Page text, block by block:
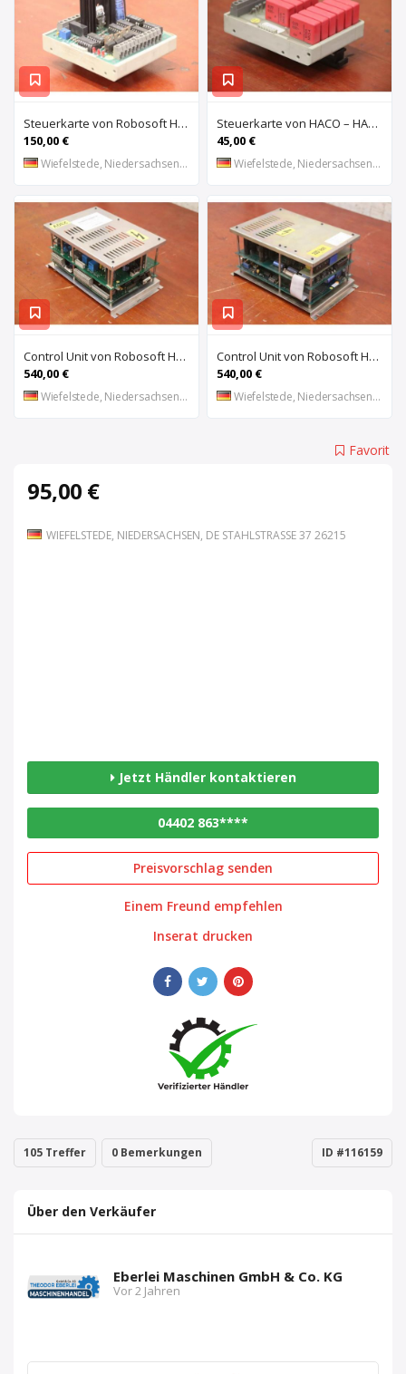
Steuerkarte von Robosoft HACO – HACC 013 PPES 30135
150,00 €
Wiefelstede, Niedersachsen, DE
Steuerkarte von HACO – HACE 032 PPES 30135
45,00 €
Wiefelstede, Niedersachsen, DE
Control Unit von Robosoft HACO – 411-1153 PPES 30135
540,00 €
Wiefelstede, Niedersachsen, DE
Control Unit von Robosoft HACO – 411-1084 / 412-0112 / 412-0094 PPES 30135
540,00 €
Wiefelstede, Niedersachsen, DE
Favorit
95,00 €
WIEFELSTEDE, NIEDERSACHSEN, DE STAHLSTRASSE 37 26215
Jetzt Händler kontaktieren
04402 863****
Preisvorschlag senden
Einem Freund empfehlen
Inserat drucken
105 Treffer 0 Bemerkungen ID #116159
Über den Verkäufer
Eberlei Maschinen GmbH & Co. KG
Vor 2 Jahren